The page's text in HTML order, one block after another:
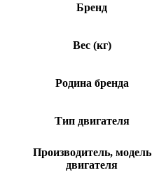
Бренд
Вес (кг)
Родина бренда
Тип двигателя
Производитель, модель
двигателя